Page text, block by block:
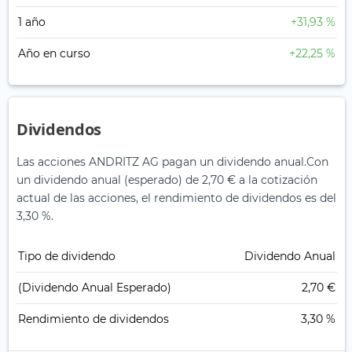
1 año +31,93 %
Año en curso +22,25 %
Dividendos
Las acciones ANDRITZ AG pagan un dividendo anual.Con
un dividendo anual (esperado) de 2,70 € a la cotización
actual de las acciones, el rendimiento de dividendos es del
3,30 %.
Tipo de dividendo Dividendo Anual
(Dividendo Anual Esperado) 2,70 €
Rendimiento de dividendos 3,30 %